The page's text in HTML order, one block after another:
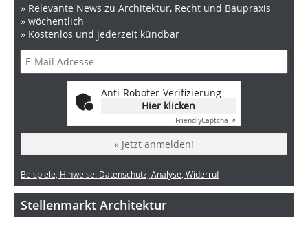
» Relevante News zu Architektur, Recht und Baupraxis
» wöchentlich
» Kostenlos und jederzeit kündbar
Anti-Roboter-Verifizierung
Hier klicken
FriendlyCaptcha ⇗
» Jetzt anmelden!
Beispiele, Hinweise: Datenschutz, Analyse, Widerruf
Stellenmarkt Architektur